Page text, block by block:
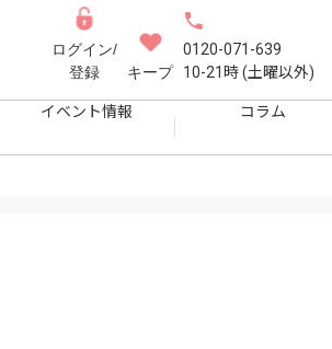
ログイン/
登録
キープ
0120-071-639
10-21時 (土曜以外)
イベント情報 コラム